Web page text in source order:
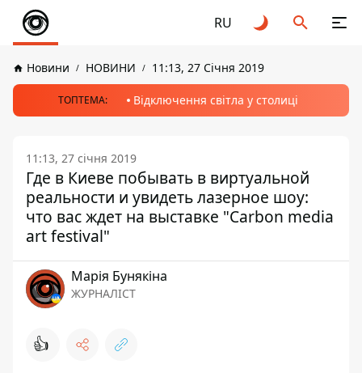
RU
Новини НОВИНИ 11:13, 27 Січня 2019
ТОПТЕМА: Відключення світла у столиці
11:13, 27 січня 2019
Где в Киеве побывать в виртуальной
реальности и увидеть лазерное шоу:
что вас ждет на выставке "Carbon media
art festival"
Марія Бунякіна
ЖУРНАЛІСТ
👍